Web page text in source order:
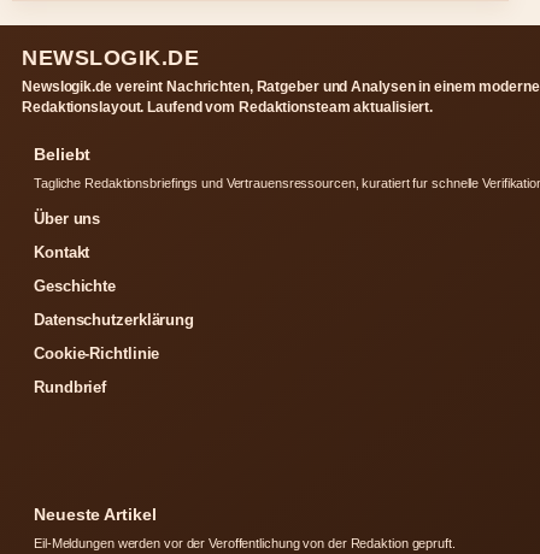
NEWSLOGIK.DE
Newslogik.de vereint Nachrichten, Ratgeber und Analysen in einem
Redaktionslayout. Laufend vom Redaktionsteam aktualisiert.
Beliebt
Tagliche Redaktionsbriefings und Vertrauensressourcen, kuratiert fur schnelle
Über uns
Kontakt
Geschichte
Datenschutzerklärung
Cookie-Richtlinie
Rundbrief
Neueste Artikel
Eil-Meldungen werden vor der Veroffentlichung von der Redaktion gepruft.